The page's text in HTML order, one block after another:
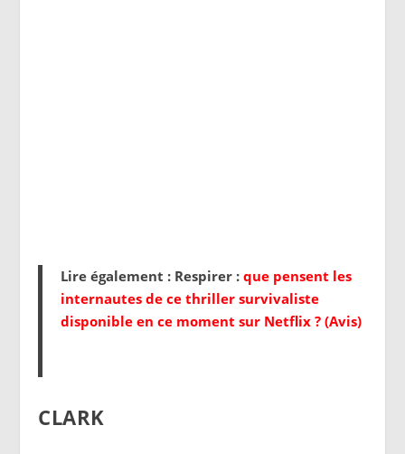
Lire également : Respirer :que pensent les
internautes de ce thriller survivaliste
disponible en ce moment sur Netflix ? (Avis)
CLARK